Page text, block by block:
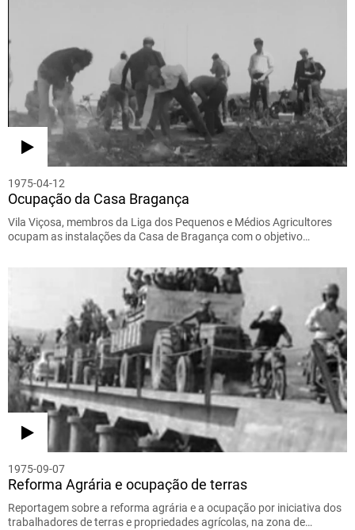
1975-04-12
Ocupação da Casa Bragança
Vila Viçosa, membros da Liga dos Pequenos e Médios Agricultores
ocupam as instalações da Casa de Bragança com o objetivo…
1975-09-07
Reforma Agrária e ocupação de terras
Reportagem sobre a reforma agrária e a ocupação por iniciativa dos
trabalhadores de terras e propriedades agrícolas, na zona de…